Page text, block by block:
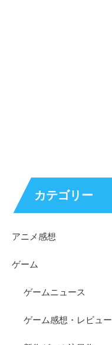
カテゴリー
アニメ感想
ゲーム
ゲームニュース
ゲーム感想・レビュー